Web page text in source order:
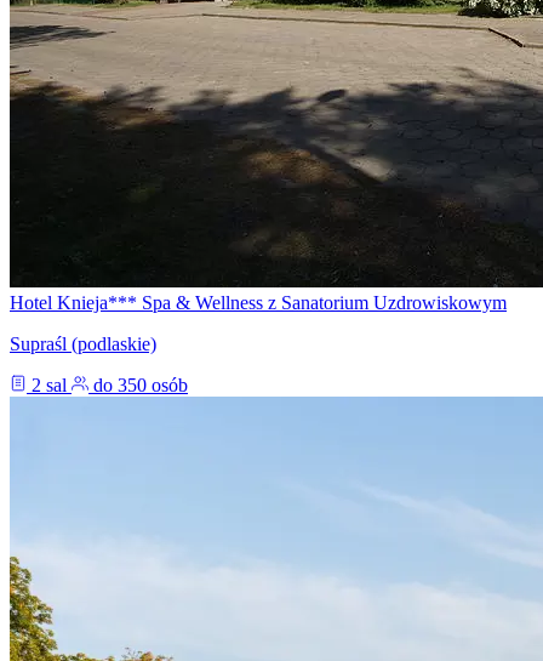
Hotel Knieja*** Spa & Wellness z Sanatorium Uzdrowiskowym
Supraśl (podlaskie)
2 sal
do 350 osób